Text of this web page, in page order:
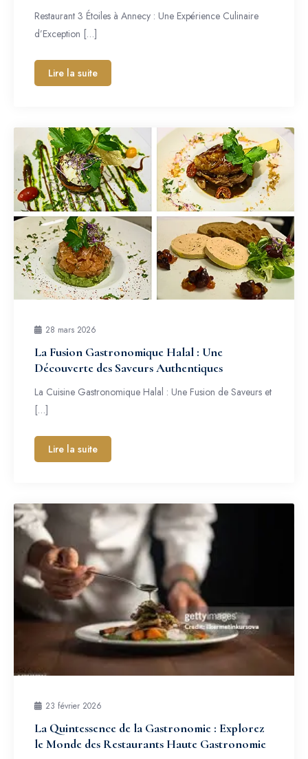
Restaurant 3 Étoiles à Annecy : Une Expérience Culinaire
d’Exception […]
Lire la suite
28 mars 2026
La Fusion Gastronomique Halal : Une
Découverte des Saveurs Authentiques
La Cuisine Gastronomique Halal : Une Fusion de Saveurs et
[…]
Lire la suite
23 février 2026
La Quintessence de la Gastronomie : Explorez
le Monde des Restaurants Haute Gastronomie